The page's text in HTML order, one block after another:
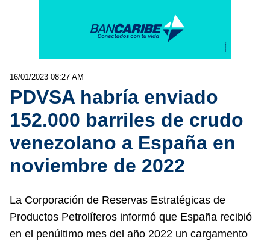
16/01/2023 08:27 AM
PDVSA habría enviado
152.000 barriles de crudo
venezolano a España en
noviembre de 2022
La Corporación de Reservas Estratégicas de
Productos Petrolíferos informó que España recibió
en el penúltimo mes del año 2022 un cargamento